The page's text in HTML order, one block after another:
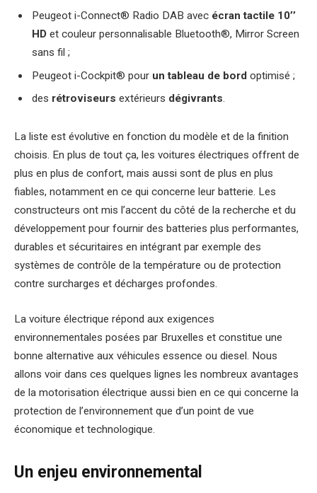
Peugeot i-Connect® Radio DAB avec écran tactile 10’’
HD et couleur personnalisable Bluetooth®, Mirror Screen
sans fil ;
Peugeot i-Cockpit® pour un tableau de bord optimisé ;
des rétroviseurs extérieurs dégivrants.
La liste est évolutive en fonction du modèle et de la finition
choisis. En plus de tout ça, les voitures électriques offrent de
plus en plus de confort, mais aussi sont de plus en plus
fiables, notamment en ce qui concerne leur batterie. Les
constructeurs ont mis l’accent du côté de la recherche et du
développement pour fournir des batteries plus performantes,
durables et sécuritaires en intégrant par exemple des
systèmes de contrôle de la température ou de protection
contre surcharges et décharges profondes.
La voiture électrique répond aux exigences
environnementales posées par Bruxelles et constitue une
bonne alternative aux véhicules essence ou diesel. Nous
allons voir dans ces quelques lignes les nombreux avantages
de la motorisation électrique aussi bien en ce qui concerne la
protection de l’environnement que d’un point de vue
économique et technologique.
Un enjeu environnemental